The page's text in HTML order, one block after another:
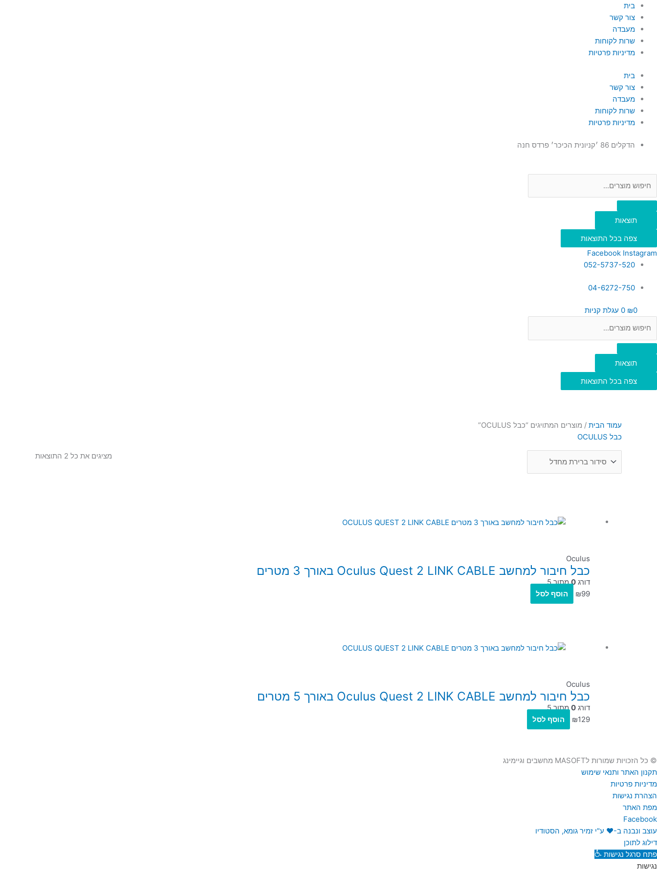
דילוג
לתוכן
בית
צור קשר
מעבדה
שרות לקוחות
מדיניות פרטיות
בית
צור קשר
מעבדה
שרות לקוחות
מדיניות פרטיות
הדקלים 86 ׳קניונית הכיכר׳ פרדס חנה
Search
תוצאות
צפה בכל התוצאות
Facebook Instagram
052-5737-520
04-6272-750
₪0
0 עגלת קניות
Search
תוצאות
צפה בכל התוצאות
עמוד הבית / מוצרים המתויגים “כבל OCULUS”
כבל OCULUS
מציגים את כל ⁦2⁩ התוצאות
Oculus
כבל חיבור למחשב Oculus Quest 2 LINK CABLE באורך 3 מטרים
דורג 0מתוך 5
₪99 הוסף לסל
Oculus
כבל חיבור למחשב Oculus Quest 2 LINK CABLE באורך 5 מטרים
דורג 0מתוך 5
₪129 הוסף לסל
© כל הזכויות שמורות לMASOFT מחשבים וגיימינג
תקנון האתר ותנאי שימוש
מדיניות פרטיות
הצהרת נגישות
מפת האתר
Facebook
עוצב ונבנה ב-♥︎ ע"י זמיר גומא, הסטודיו
דילוג לתוכן
פתח סרגל נגישות
נגישות